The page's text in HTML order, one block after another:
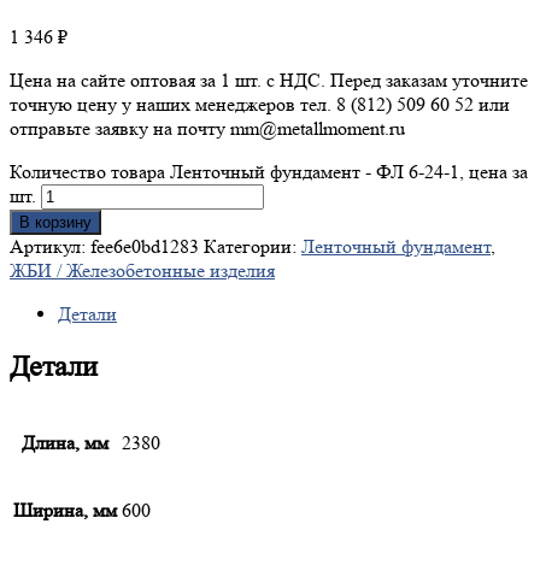
1 346 ₽
Цена на сайте оптовая за 1 шт. с НДС. Перед заказам уточните
точную цену у наших менеджеров тел. 8 (812) 509 60 52 или
отправьте заявку на почту mm@metallmoment.ru
Количество товара Ленточный фундамент - ФЛ 6-24-1, цена за
шт.
В корзину
Артикул: fee6e0bd1283 Категории: Ленточный фундамент,
ЖБИ / Железобетонные изделия
Детали
Детали
Длина, мм 2380
Ширина, мм 600